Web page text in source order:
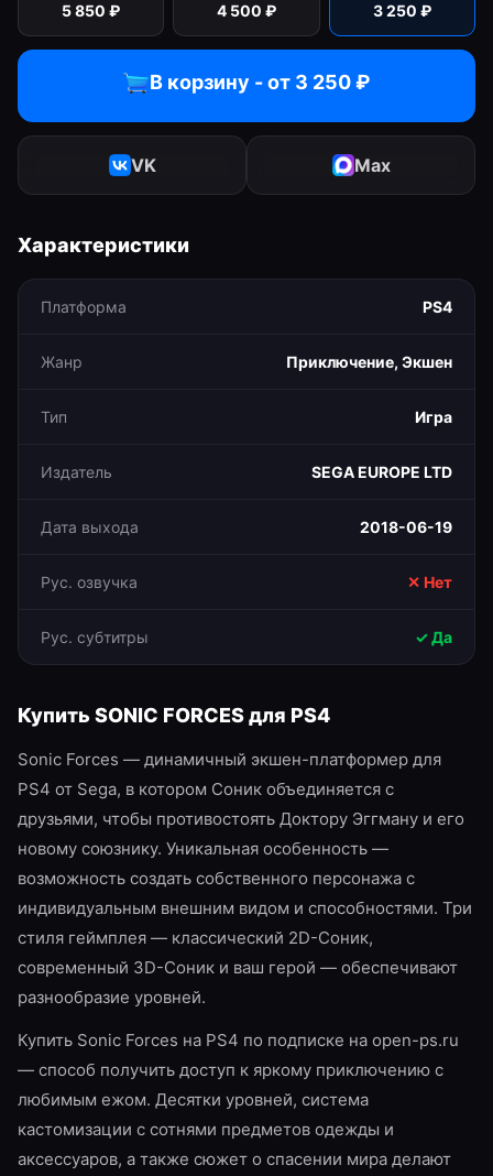
5 850 ₽ 4 500 ₽ 3 250 ₽
В корзину - от 3 250₽
VK Max
Характеристики
Платформа PS4
Жанр Приключение, Экшен
Тип Игра
Издатель SEGA EUROPE LTD
Дата выхода 2018-06-19
Рус. озвучка ✕ Нет
Рус. субтитры ✓ Да
Купить SONIC FORCESдля PS4
Sonic Forces — динамичный экшен-платформер для
PS4 от Sega, в котором Соник объединяется с
друзьями, чтобы противостоять Доктору Эггману и его
новому союзнику. Уникальная особенность —
возможность создать собственного персонажа с
индивидуальным внешним видом и способностями. Три
стиля геймплея — классический 2D-Соник,
современный 3D-Соник и ваш герой — обеспечивают
разнообразие уровней.
Купить Sonic Forces на PS4 по подписке на open-ps.ru
— способ получить доступ к яркому приключению с
любимым ежом. Десятки уровней, система
кастомизации с сотнями предметов одежды и
аксессуаров, а также сюжет о спасении мира делают